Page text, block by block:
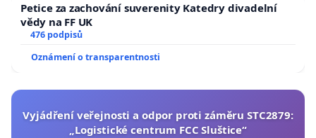
Petice za zachování suverenity Katedry divadelní
vědy na FF UK
476 podpisů
Oznámení o transparentnosti
Vyjádření veřejnosti a odpor proti záměru STC2879:
„Logistické centrum FCC Sluštice“